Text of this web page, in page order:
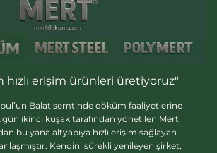
hızlı erişim ürünleri üretiyoruz"
Balat semtinde döküm faaliyetlerine
ikinci kuşak tarafından yönetilen Mert
bu yana altyapıya hızlı erişim sağlayan
Kendini sürekli yenileyen şirket,